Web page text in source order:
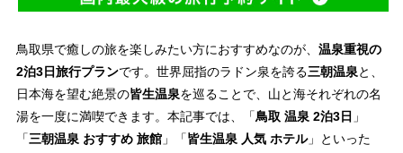
鳥取県で癒しの旅を楽しみたい方におすすめなのが、 温泉重視の
2泊3日旅行プランです。世界屈指のラドン泉を誇る三朝温泉と、
日本海を望む絶景の皆生温泉を巡ることで、山と海それぞれの名
湯を一度に満喫できます。本記事では、「鳥取 温泉 2泊3日 」
「三朝温泉 おすすめ 旅館」「皆生温泉 人気 ホテル」といった